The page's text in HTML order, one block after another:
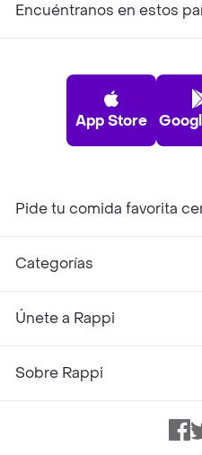
Encuéntranos en estos
App Store
Pide tu comida favorita
Categorías
Únete a Rappi
Sobre Rappi